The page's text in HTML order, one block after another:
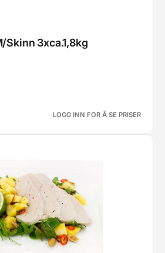
Skinn 3xca.1,8kg
LOGG INN FOR Å SE PRISER